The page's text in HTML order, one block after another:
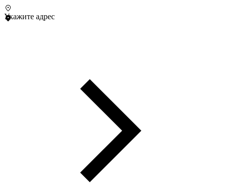
Укажите адрес